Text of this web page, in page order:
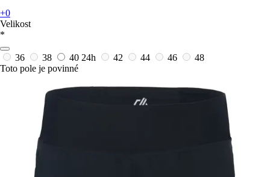
+0
Velikost
*
36 38 40 24h 42 44 46
48
Toto pole je povinné